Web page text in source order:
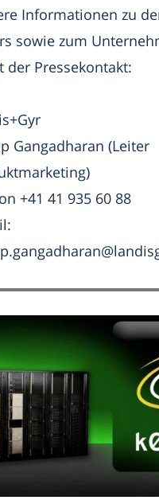
Informationen zu
sowie zum
der Pressekontakt:
Gangadharan (Leiter
+41 41 935 60 88